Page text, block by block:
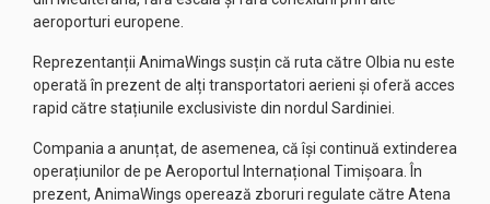
aeroporturi europene.
Reprezentanții AnimaWings susțin că ruta către Olbia nu este
operată în prezent de alți transportatori aerieni și oferă acces
rapid către stațiunile exclusiviste din nordul Sardiniei.
Compania a anunțat, de asemenea, că își continuă extinderea
operațiunilor de pe Aeroportul Internațional Timișoara. În
prezent, AnimaWings operează zboruri regulate către Atena